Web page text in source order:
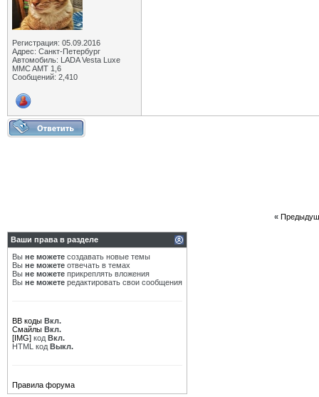
Регистрация: 05.09.2016
Адрес: Санкт-Петербург
Автомобиль: LADA Vesta Luxe
MMC AMT 1,6
Сообщений: 2,410
«
Ваши права в разделе
Вы не можете создавать новые темы
Вы не можете отвечать в темах
Вы не можете прикреплять вложения
Вы не можете редактировать свои сообщения
BB коды Вкл.
Смайлы Вкл.
[IMG] код Вкл.
HTML код Выкл.
Правила форума